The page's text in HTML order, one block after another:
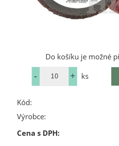
Do košíku je možné
ks
Kód:
Výrobce:
Cena s DPH: